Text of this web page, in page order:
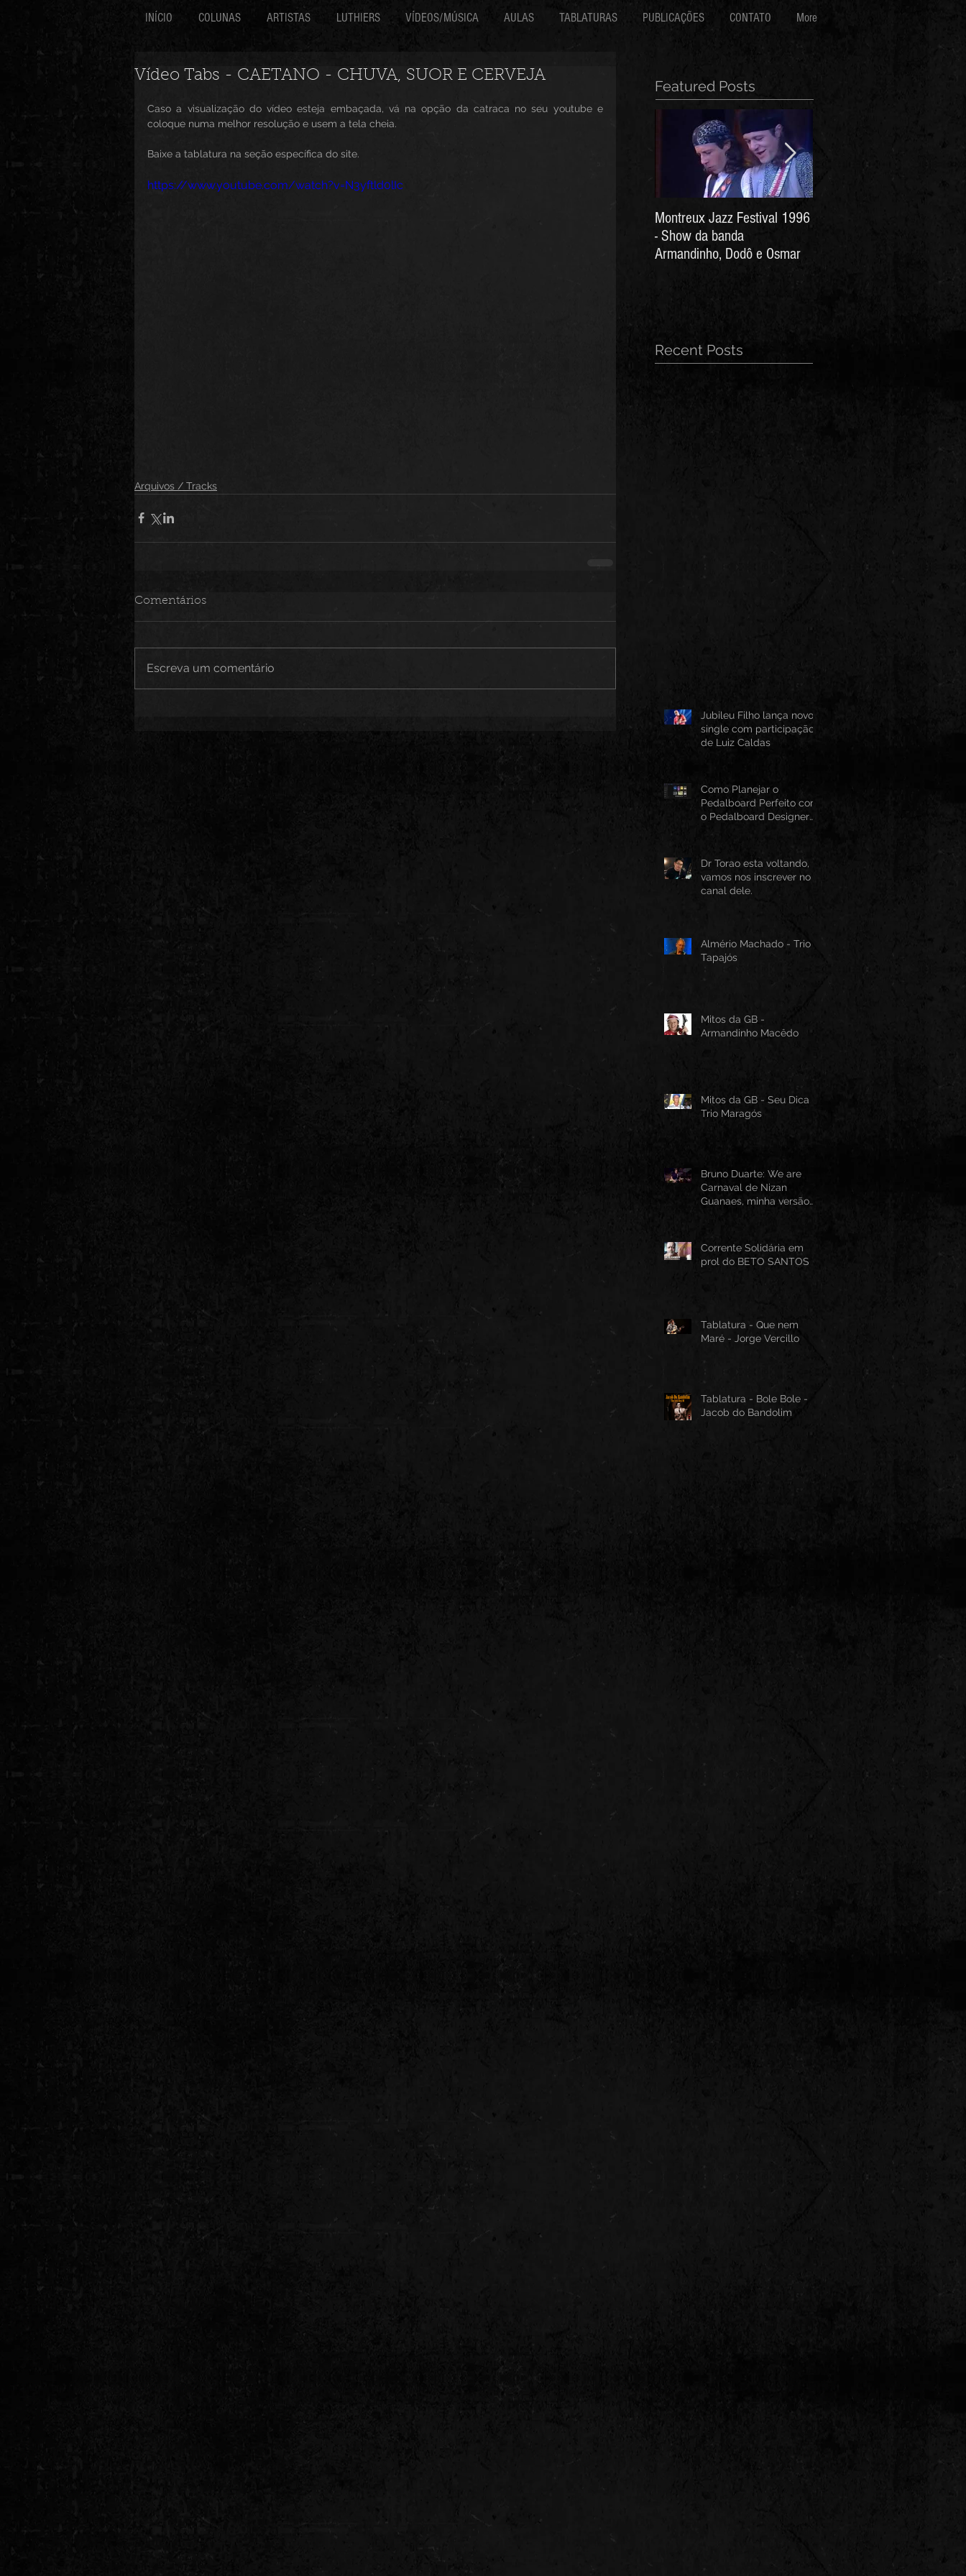
INÍCIO COLUNAS ARTISTAS LUTHIERS VÍDEOS/MÚSICA AULAS TABLATURAS PUBLICAÇÕES CONTATO More
Vídeo Tabs - CAETANO - CHUVA, SUOR E CERVEJA
Caso a visualização do vídeo esteja embaçada, vá na opção da catraca no seu youtube e
coloque numa melhor resolução e usem a tela cheia.
Baixe a tablatura na seção específica do site.
https://www.youtube.com/watch?v=N3yftld0lIc
Arquivos / Tracks
Comentários
Escreva um comentário
Featured Posts
Montreux Jazz Festival 1996
- Show da banda
Armandinho, Dodô e Osmar
Recent Posts
Jubileu Filho lança novo
single com participação
de Luiz Caldas
Como Planejar o
Pedalboard Perfeito com
o Pedalboard Designer
Dr Torao esta voltando,
vamos nos inscrever no
canal dele.
Almério Machado - Trio
Tapajós
Mitos da GB -
Armandinho Macêdo
Mitos da GB - Seu Dica -
Trio Maragós
Bruno Duarte: We are
Carnaval de Nizan
Guanaes, minha versão
Corrente Solidária em
prol do BETO SANTOS
Tablatura - Que nem
Maré - Jorge Vercillo
Tablatura - Bole Bole -
Jacob do Bandolim